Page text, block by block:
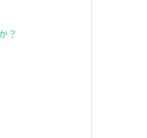
？